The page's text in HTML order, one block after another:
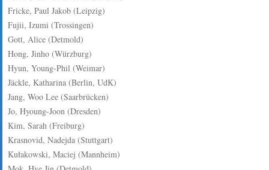
Fricke, Paul Jakob (Leipzig)
Fujii, Izumi (Trossingen)
Gott, Alice (Detmold)
Hong, Jinho (Würzburg)
Hyun, Young-Phil (Weimar)
Jäckle, Katharina (Berlin, UdK)
Jang, Woo Lee (Saarbrücken)
Jo, Hyoung-Joon (Dresden)
Kim, Sarah (Freiburg)
Krasnovid, Nadejda (Stuttgart)
Kułakowski, Maciej (Mannheim)